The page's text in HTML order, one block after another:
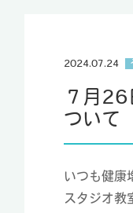
2024.07.24
７月26
ついて
いつも健康
スタジオ教